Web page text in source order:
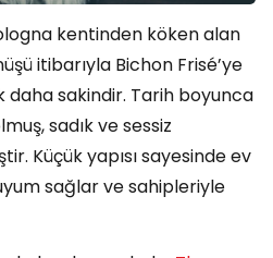
kentinden köken alan
itibarıyla Bichon Frisé’ye
sakindir. Tarih boyunca
sadık ve sessiz
Küçük yapısı sayesinde ev
sağlar ve sahipleriyle